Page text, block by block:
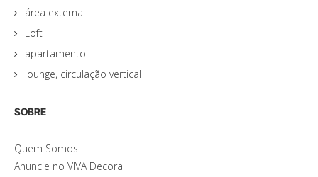
área externa
Loft
apartamento
lounge, circulação vertical
SOBRE
Quem Somos
Anuncie no VIVA Decora